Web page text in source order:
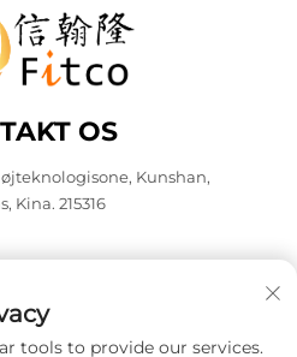
OS
Kunshan,
Kina. 215316
tools to provide our services.